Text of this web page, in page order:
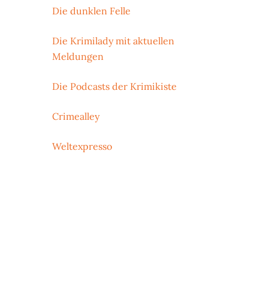
Die dunklen Felle
Die Krimilady mit aktuellen
Meldungen
Die Podcasts der Krimikiste
Crimealley
Weltexpresso